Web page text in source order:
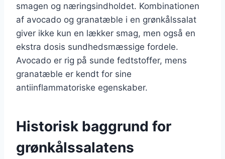
smagen og næringsindholdet. Kombinationen
af avocado og granatæble i en grønkålssalat
giver ikke kun en lækker smag, men også en
ekstra dosis sundhedsmæssige fordele.
Avocado er rig på sunde fedtstoffer, mens
granatæble er kendt for sine
antiinflammatoriske egenskaber.
Historisk baggrund for
grønkålssalatens